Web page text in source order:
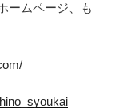
ームページ、も